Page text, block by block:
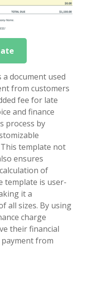
document used
from customers
fee for late
and finance
process by
template not
ensures
of
template is user-
it a
all sizes. By using
charge
their financial
from